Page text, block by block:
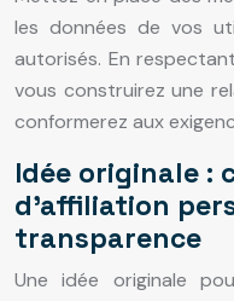
les données de vos
autorisés. En
vous construirez une
conformerez aux
Idée originale :
d’affiliation
transparence
Une idée originale